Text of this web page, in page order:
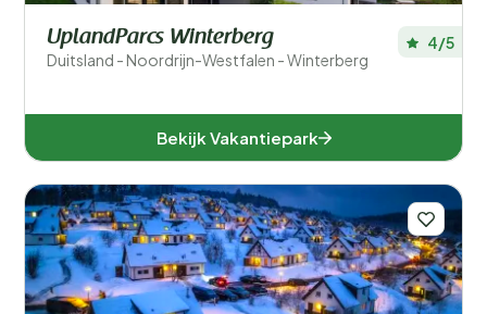
UplandParcs Winterberg
Duitsland - Noordrijn-Westfalen - Winterberg
4/5
Bekijk Vakantiepark